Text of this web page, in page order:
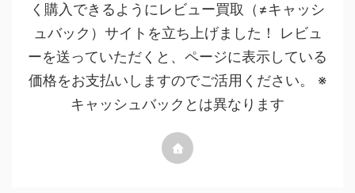
く購入できるようにレビュー買取（≠キャッシ
ュバック）サイトを立ち上げました！ レビュ
ーを送っていただくと、ページに表示している
価格をお支払いしますのでご活用ください。 ※
キャッシュバックとは異なります